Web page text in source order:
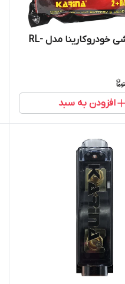
پک سیم کشی خودرو کارینا مدل RL-
افزودن به سبد